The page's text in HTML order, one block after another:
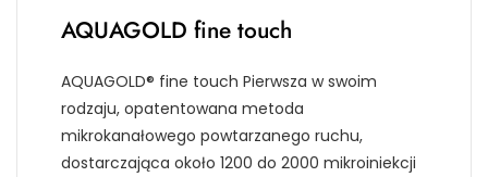
AQUAGOLD fine touch
AQUAGOLD® fine touch Pierwsza w swoim
rodzaju, opatentowana metoda
mikrokanałowego powtarzanego ruchu,
dostarczająca około 1200 do 2000 mikroiniekcji